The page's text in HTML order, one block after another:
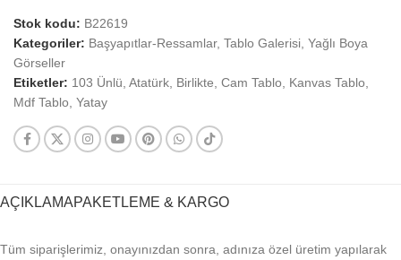
Stok kodu: B22619
Kategoriler: Başyapıtlar-Ressamlar, Tablo Galerisi, Yağlı Boya
Görseller
Etiketler: 103 Ünlü, Atatürk, Birlikte, Cam Tablo, Kanvas Tablo,
Mdf Tablo, Yatay
AÇIKLAMAPAKETLEME & KARGO
Tüm siparişlerimiz, onayınızdan sonra, adınıza özel üretim yapılarak